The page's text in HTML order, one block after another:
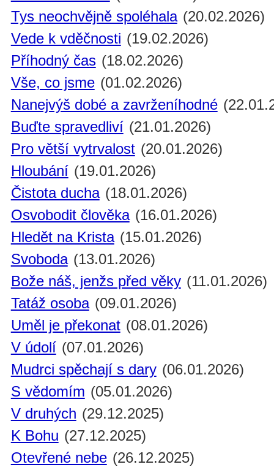
Tys neochvějně spoléhala (20.02.2026)
Vede k vděčnosti (19.02.2026)
Příhodný čas (18.02.2026)
Vše, co jsme (01.02.2026)
Nanejvýš dobé a zavrženíhodné
Buďte spravedliví (21.01.2026)
Pro větší vytrvalost (20.01.2026)
Hloubání (19.01.2026)
Čistota ducha (18.01.2026)
Osvobodit člověka (16.01.2026)
Hledět na Krista (15.01.2026)
Svoboda (13.01.2026)
Bože náš, jenžs před věky (11.01.2026)
Tatáž osoba (09.01.2026)
Uměl je překonat (08.01.2026)
V údolí (07.01.2026)
Mudrci spěchají s dary (06.01.2026)
S vědomím (05.01.2026)
V druhých (29.12.2025)
K Bohu (27.12.2025)
Otevřené nebe (26.12.2025)